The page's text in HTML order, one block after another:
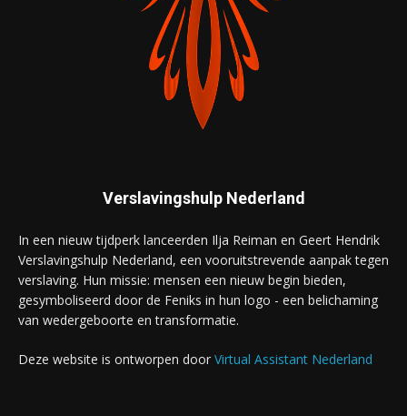
Verslavingshulp Nederland
In een nieuw tijdperk lanceerden Ilja Reiman en Geert Hendrik
Verslavingshulp Nederland, een vooruitstrevende aanpak tegen
verslaving. Hun missie: mensen een nieuw begin bieden,
gesymboliseerd door de Feniks in hun logo - een belichaming
van wedergeboorte en transformatie.
Deze website is ontworpen door Virtual Assistant Nederland